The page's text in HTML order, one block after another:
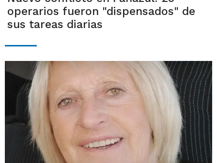
operarios fueron "dispensados" de
sus tareas diarias